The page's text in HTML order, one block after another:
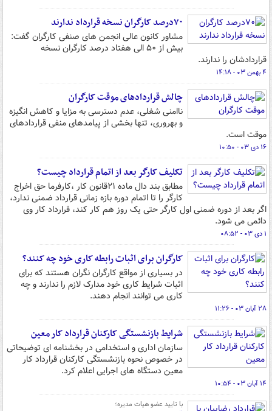
۷۰درصد کارگران نسخه قرارداد ندارند
مشاور کانون عالی انجمن های صنفی کارگران گفت:
بیش از ۵۰ الی هفتاد درصد کارگران نسخه
قراردادشان را ندارند.
۴ بهمن ۰۳ - ۱۴:۱۸
چالش قراردادهای موقت کارگران
ناامنی شغلی، عدم دسترسی به مزایا و کاهش انگیزه
و بهروری، تنها بخشی از پیامدهای منفی قراردادهای
موقت است.
۱۶ دی ۰۳ - ۱۰:۵۰
تکلیف کارگر بعد از اتمام قرارداد چیست؟
مطابق بند دال ماده ۲۱قانون کار ،کارفرما حق اخراج
کارگر را تا اتمام دوره بازه زمانی قرارداد ضمنی ندارد،
اگر بعد از دوره ضمنی اول کارگر حتی یک روز هم کار کند، قرارداد کار وی
دائمی می شود.
۱ دی ۰۳ - ۰۸:۵۲
کارگران برای اثبات رابطه کاری خود چه کنند؟
در بسیاری از مواقع کارگران نگران هستند که برای
اثبات شرایط کاری خود مدارک لازم را ندارند و چه
کاری می توانند انجام دهند.
۲۸ آبان ۰۳ - ۱۱:۲۶
شرایط بازنشستگی کارکنان قرارداد کار معین
سازمان اداری و استخدامی در بخشنامه ای توضیحاتی
در خصوص نحوه بازنشستگی کارکنان قرارداد کار
معین دستگاه های اجرایی اعلام کرد.
۱۴ آبان ۰۳ - ۱۰:۵۴
با تایید عضو هیات مدیره؛